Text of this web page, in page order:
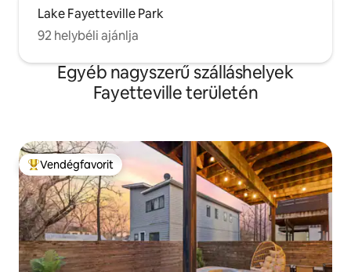
Lake Fayetteville Park
92 helybéli ajánlja
Egyéb nagyszerű szálláshelyek
Fayetteville területén
Kiemelt vendégfavorit
Vendégfavorit